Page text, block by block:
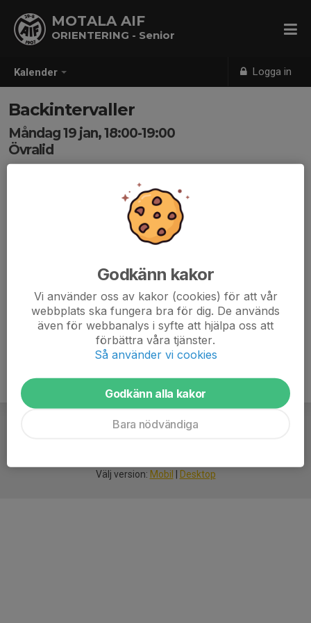
Kalender Logga in
MOTALA AIF
ORIENTERING - Senior
Backintervaller
Måndag 19 jan, 18:00-19:00
Övralid
Intervaller i Övralid med OK Motala.
Träningen börjar 1800. Var på plats lite innan.
Välj version: Mobil Desktop
Godkänn kakor
Vi använder oss av kakor (cookies) för att vår
webbplats ska fungera bra för dig. De används
även för webbanalys i syfte att hjälpa oss att
förbättra våra tjänster.
Så använder vi cookies
Godkänn alla kakor
Bara nödvändiga